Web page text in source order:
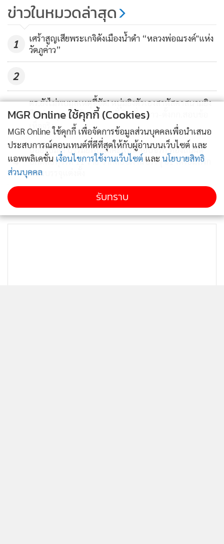
1,475
อนุญาต/ใช้เครื่องจักรกลเกิน
กม.กำหนด
ข่าวในหมวดล่าสุด
1
เศร้าสูญเสียพระเกจิดังเมืองน้ำดำ “หลวงพ่อณรงค์"แห่ง
วัดภูค่าว”
2
3
ตร.ยังไม่พบมูลเหตุชี้ชัด! หนุ่มยิงตัวเองสาหัสคาสนามยิง
ปืนค่ายสุรนารี ด้าน ทภ.2 สั่งปิดชั่วคราว-ตั้งกก.สอบข้อ
เท็จจริง
4
น้อยไปมั้ย! บุรีรัมย์พบผู้มีคะแนนสอบขรก.ท้องถิ่นผิด
ปกติส่อทุจริต 11 ราย จากสอบผ่านบรรจุ 81 เตรียมเพิก
ถอนบรรจุแต่งตั้ง
ข่าวอื่นในหมวด
MGR Online ใช้คุกกี้ (Cookies)
MGR Online ใช้คุกกี้ เพื่อจัดการข้อมูลส่วนบุคคลเพื่อนำเสนอ
ประสบการณ์คอนเทนต์ที่ดีที่สุดให้กับผู้อ่านบนเว็บไซต์ และ
แอพพลิเคชั่น เงื่อนไขการใช้งานเว็บไซต์ และ นโยบายสิทธิ
ส่วนบุคคล
รับทราบ